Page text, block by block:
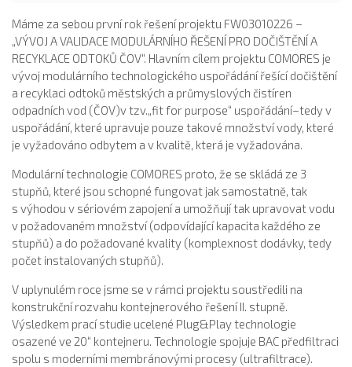
Máme za sebou první rok řešení projektu FW03010226 –
„VÝVOJ A VALIDACE MODULÁRNÍHO ŘEŠENÍ PRO DOČIŠTĚNÍ A
RECYKLACE ODTOKŮ ČOV“. Hlavním cílem projektu COMORES je
vývoj modulárního technologického uspořádání řešící dočištění
a recyklaci odtoků městských a průmyslových čistíren
odpadních vod (ČOV)v tzv.„fit for purpose“ uspořádání–tedy v
uspořádání, které upravuje pouze takové množství vody, které
je vyžadováno odbytem a v kvalitě, která je vyžadována.
Modulární technologie COMORES proto, že se skládá ze 3
stupňů, které jsou schopné fungovat jak samostatně, tak
s výhodou v sériovém zapojení a umožňují tak upravovat vodu
v požadovaném množství (odpovídající kapacita každého ze
stupňů) a do požadované kvality (komplexnost dodávky, tedy
počet instalovaných stupňů).
V uplynulém roce jsme se v rámci projektu soustředili na
konstrukční rozvahu kontejnerového řešení II. stupně.
Výsledkem prací studie ucelené Plug&Play technologie
osazené ve 20“ kontejneru. Technologie spojuje BAC předfiltraci
spolu s moderními membránovými procesy (ultrafiltrace).